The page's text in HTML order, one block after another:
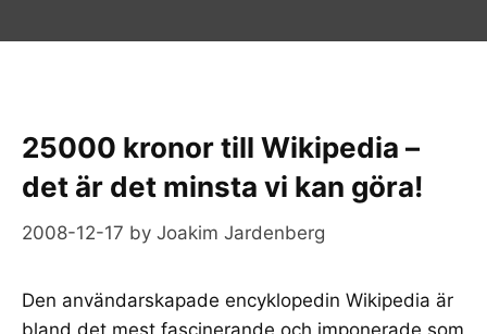
25000 kronor till Wikipedia –
det är det minsta vi kan göra!
2008-12-17 by Joakim Jardenberg
Den användarskapade encyklopedin Wikipedia är
bland det mest fascinerande och imponerade som